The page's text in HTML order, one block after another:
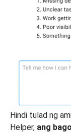
Hindi tulad ng
Helper, ang